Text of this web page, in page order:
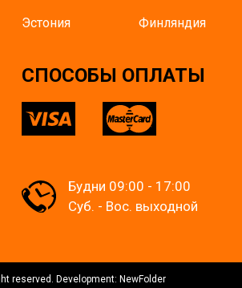
Эстония Финляндия
CПОСОБЫ ОПЛАТЫ
Будни 09:00 - 17:00
Суб. - Вос. выходной
reserved. Development: NewFolder